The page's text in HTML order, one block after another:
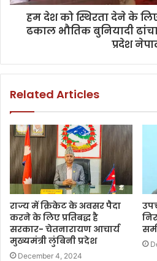
हम देश को स्थिरता देने के
ढकाल भौतिक बुनियादी
प्रदेश
Related Articles
राज्य में क्रिकेट के अवसर पैदा
करने के लिए प्रतिबद्ध है
सरकार- चेतनारायण आचार्य
मुख्यमंत्री लुंबिनी प्रदेश
December 4, 2024